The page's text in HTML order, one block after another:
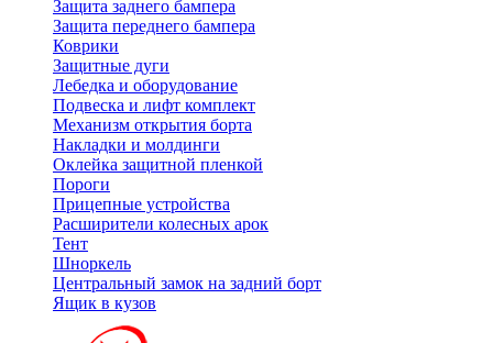
Защита заднего бампера
Защита переднего бампера
Коврики
Защитные дуги
Лебедка и оборудование
Подвеска и лифт комплект
Механизм открытия борта
Накладки и молдинги
Оклейка защитной пленкой
Пороги
Прицепные устройства
Расширители колесных арок
Тент
Шноркель
Центральный замок на задний борт
Ящик в кузов